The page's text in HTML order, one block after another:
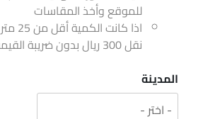
للموقع وأخذ المقاسات
اذا
نقل 300 ريال بدون ضريبة القيمة المضافة
المدينة